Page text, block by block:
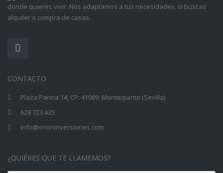
donde quieres vivir. Nos adaptamos a tus necesidades, si buscas
alquiler o compra de casas.
CONTACTO
Plaza Parma 14, CP: 41089, Montequinto (Sevilla)
628 723 425
info@orioninversiones.com
¿QUIÉRES QUE TE LLAMEMOS?